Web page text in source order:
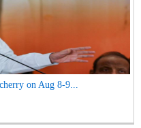
on Aug 8-9...